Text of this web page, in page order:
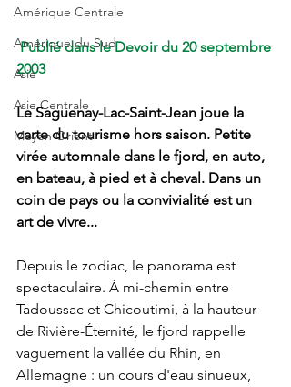
Amérique Centrale
Amérique du Sud
Asie
Asie Centrale
Moyen Orient
Publié dans le Devoir du 20 septembre
2003
Le Saguenay-Lac-Saint-Jean joue la
carte du tourisme hors saison. Petite
virée automnale dans le fjord, en auto,
en bateau, à pied et à cheval. Dans un
coin de pays ou la convivialité est un
art de vivre...
Depuis le zodiac, le panorama est
spectaculaire. À mi-chemin entre
Tadoussac et Chicoutimi, à la hauteur
de Rivière-Éternité, le fjord rappelle
vaguement la vallée du Rhin, en
Allemagne : un cours d'eau sinueux,